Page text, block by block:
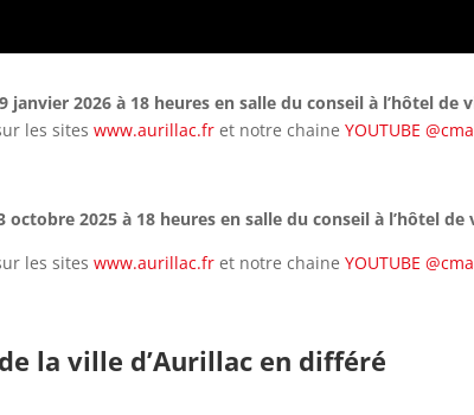
2026 à 18 heures en salle du conseil à l’hôtel de
les siteswww.aurillac.fr et notre chaineYOUTUBE
2025 à 18 heures en salle du conseil à l’hôtel de
les siteswww.aurillac.fr et notre chaineYOUTUBE
la ville d’Aurillac en différé